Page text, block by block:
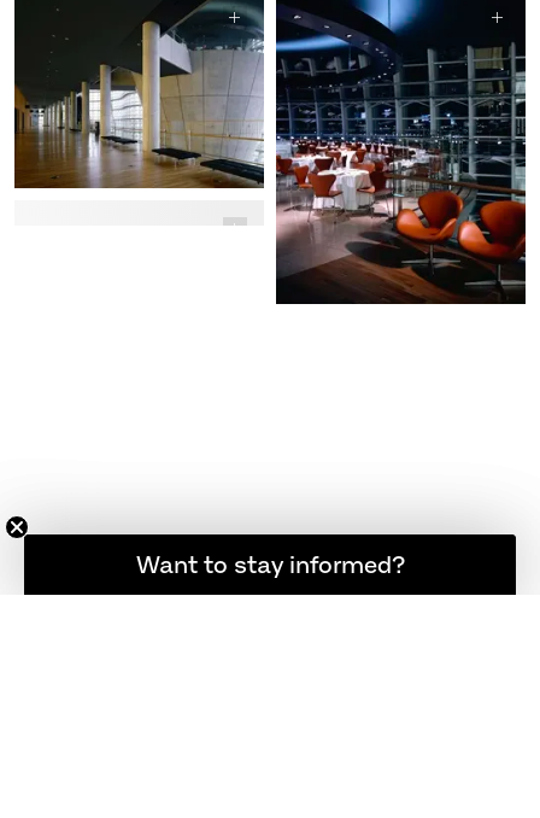
Möchten Sie informiert bleiben?
Want to stay informed?